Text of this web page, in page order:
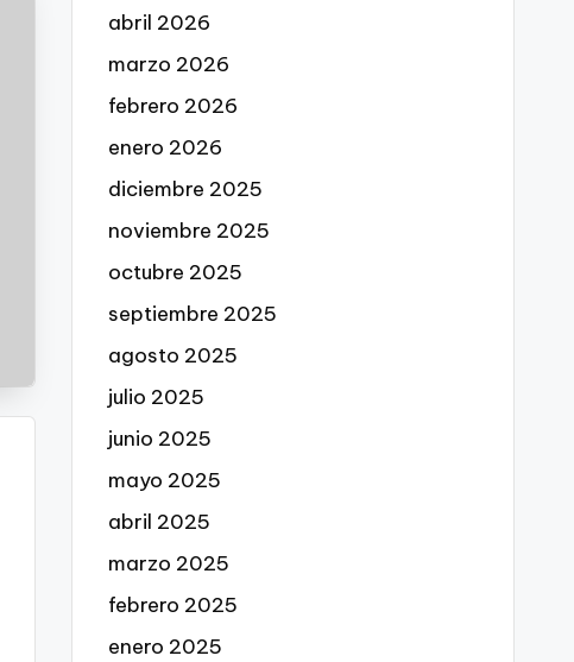
abril 2026
marzo 2026
febrero 2026
enero 2026
diciembre 2025
noviembre 2025
octubre 2025
septiembre 2025
agosto 2025
julio 2025
junio 2025
mayo 2025
abril 2025
marzo 2025
febrero 2025
enero 2025